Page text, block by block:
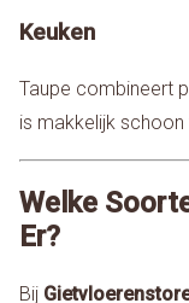
Keuken
Taupe combineert
is makkelijk schoon
Welke
Er?
Bij